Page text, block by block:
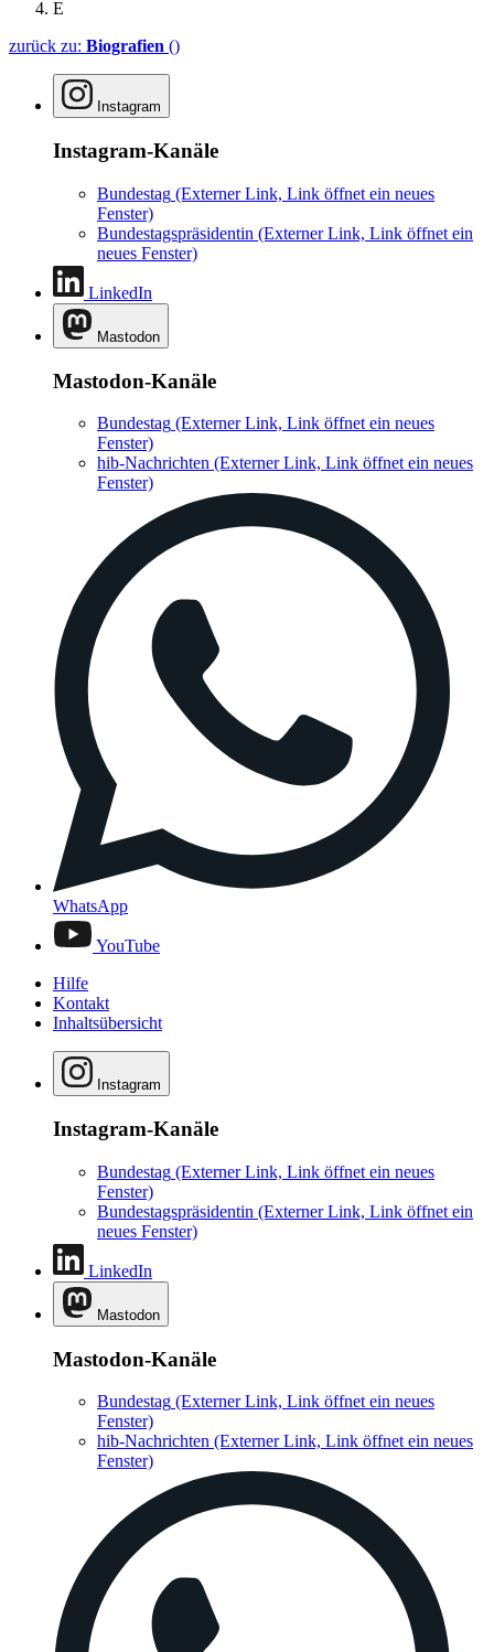
E
zurück zu: Biografien ()
Instagram
Instagram-Kanäle
Bundestag (Externer Link, Link öffnet ein neues
Fenster)
Bundestagspräsidentin (Externer Link, Link öffnet ein
neues Fenster)
LinkedIn
Mastodon
Mastodon-Kanäle
Bundestag (Externer Link, Link öffnet ein neues
Fenster)
hib-Nachrichten (Externer Link, Link öffnet ein neues
Fenster)
WhatsApp
YouTube
Hilfe
Kontakt
Inhaltsübersicht
Instagram
Instagram-Kanäle
Bundestag (Externer Link, Link öffnet ein neues
Fenster)
Bundestagspräsidentin (Externer Link, Link öffnet ein
neues Fenster)
LinkedIn
Mastodon
Mastodon-Kanäle
Bundestag (Externer Link, Link öffnet ein neues
Fenster)
hib-Nachrichten (Externer Link, Link öffnet ein neues
Fenster)